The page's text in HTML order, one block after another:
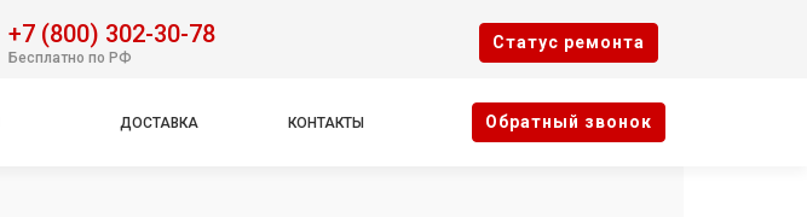
+7 (800) 302-30-78
Бесплатно по РФ
Cтатус ремонта
ДОСТАВКА КОНТАКТЫ Oбратный звонок